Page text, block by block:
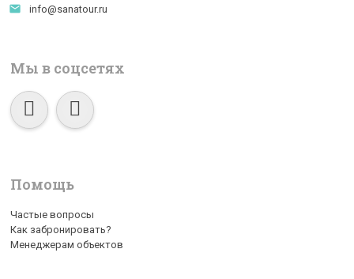
email info@sanatour.ru
Мы в соцсетях
Помощь
Частые вопросы
Как забронировать?
Менеджерам объектов